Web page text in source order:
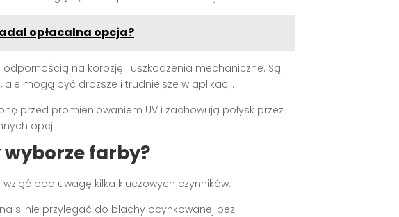
opłacalna opcja?
na korozję i uszkodzenia mechaniczne. Są
mogą być droższe i trudniejsze w aplikacji.
przed promieniowaniem UV i zachowują połysk przez
opcji.
wyborze farby?
pod uwagę kilka kluczowych czynników:
silnie przylegać do blachy ocynkowanej bez